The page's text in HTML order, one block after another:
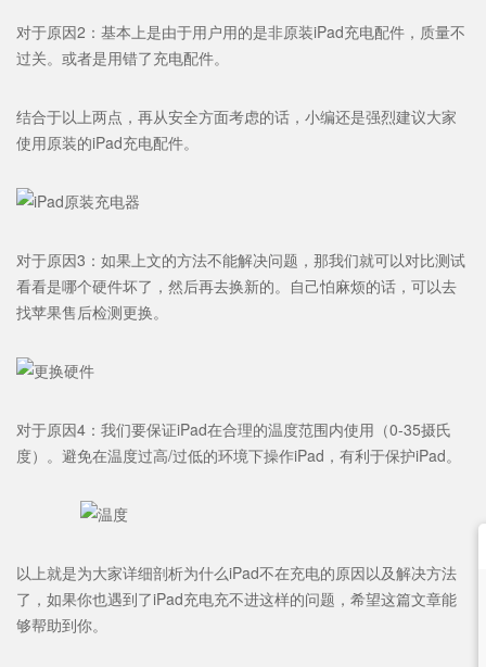
对于原因2：基本上是由于用户用的是非原装iPad充电配件，质量不
过关。或者是用错了充电配件。
结合于以上两点，再从安全方面考虑的话，小编还是强烈建议大家
使用原装的iPad充电配件。
对于原因3：如果上文的方法不能解决问题，那我们就可以对比测试
看看是哪个硬件坏了，然后再去换新的。自己怕麻烦的话，可以去
找苹果售后检测更换。
对于原因4：我们要保证iPad在合理的温度范围内使用（0-35摄氏
度）。避免在温度过高/过低的环境下操作iPad，有利于保护iPad。
以上就是为大家详细剖析为什么iPad不在充电的原因以及解决方法
了，如果你也遇到了iPad充电充不进这样的问题，希望这篇文章能
够帮助到你。